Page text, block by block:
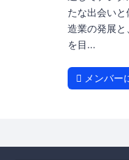
たな出会い
造業の発展と
を目...
メンバー